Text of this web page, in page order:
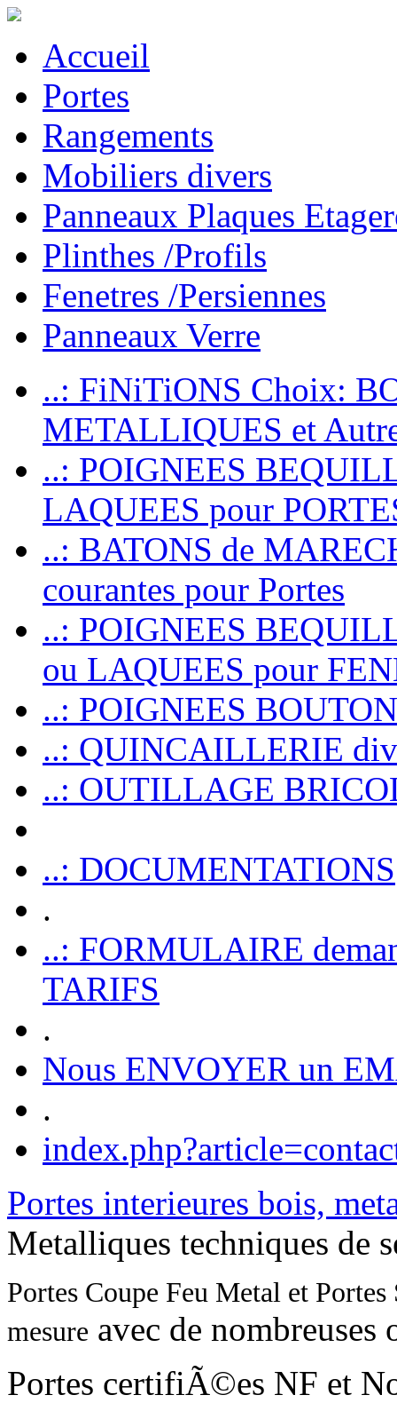
Accueil
Portes
Rangements
Mobiliers divers
Panneaux Plaques
Plinthes /Profils
Fenetres /Persiennes
Panneaux Verre
..: FiNiTiONS Choix:
METALLIQUES et
..: POIGNEES
LAQUEES pour
..: BATONS de
courantes pour Portes
..: POIGNEES
ou LAQUEES pour
..: POIGNEES
..: QUINCAILLERIE
..: OUTILLAGE
..: DOCUMENTATIONS
.
..: FORMULAIRE
TARIFS
.
Nous ENVOYER un
.
Portes interieures bois,
Metalliques techniques de
Portes Coupe Feu Metal et
mesure avec de nombreuses
Portes certifiÃ©es NF et